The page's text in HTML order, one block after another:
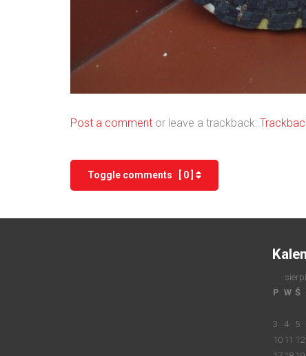
Post a comment or leave a trackback:
Toggle comments [ 0 ]
P W Ś
3
4 5
10 11 12